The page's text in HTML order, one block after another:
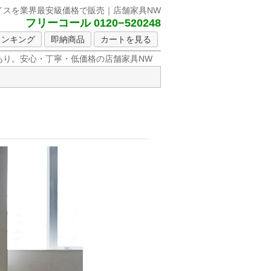
スを業界最安級価格で販売｜店舗家具NW
フリーコール 0120−520248
キング 即納商品
カートを見る
。安心・丁寧・低価格の店舗家具NW